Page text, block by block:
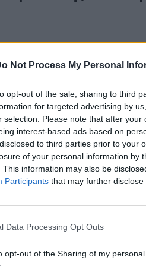
Not Process My Personal
opt-out of the sale, sharing to third
for targeted advertising by
selection. Please note that after
interest-based ads based on
to third parties prior to your
of your personal information by
This information may also be
Participants that may further
Data Processing Opt Outs
opt-out of the Sharing of my personal
του, ο Τάσος Ιορδανίδης μίλησε
τον εαυτό του, παραδεχόμενος
θετικό. Αυτομαστιγώνομαι
από μια ηλικία και μετά, ίσως
Τότε άρχισα να εστιάζω πιο
– Δεν είναι βέβαιο ότι τα